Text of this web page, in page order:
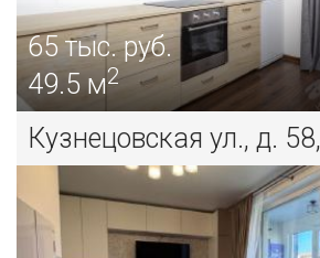
65тыс. руб.
49.5 м2
Кузнецовская ул., д.